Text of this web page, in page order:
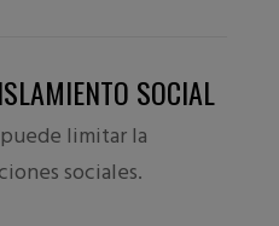
SOCIAL
limitar la
sociales.